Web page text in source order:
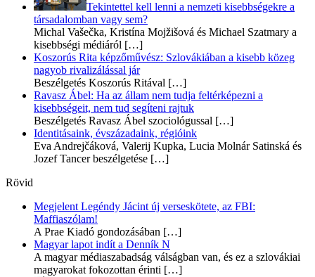
Tekintettel kell lenni a nemzeti kisebbségekre a
társadalomban vagy sem?
Michal Vašečka, Kristína Mojžišová és Michael Szatmary a
kisebbségi médiáról […]
Koszorús Rita képzőművész: Szlovákiában a kisebb közeg
nagyob rivalizálással jár
Beszélgetés Koszorús Ritával […]
Ravasz Ábel: Ha az állam nem tudja feltérképezni a
kisebbségeit, nem tud segíteni rajtuk
Beszélgetés Ravasz Ábel szociológussal […]
Identitásaink, évszázadaink, régióink
Eva Andrejčáková, Valerij Kupka, Lucia Molnár Satinská és
Jozef Tancer beszélgetése […]
Rövid
Megjelent Legéndy Jácint új verseskötete, az FBI:
Maffiaszólam!
A Prae Kiadó gondozásában […]
Magyar lapot indít a Denník N
A magyar médiaszabadság válságban van, és ez a szlovákiai
magyarokat fokozottan érinti […]